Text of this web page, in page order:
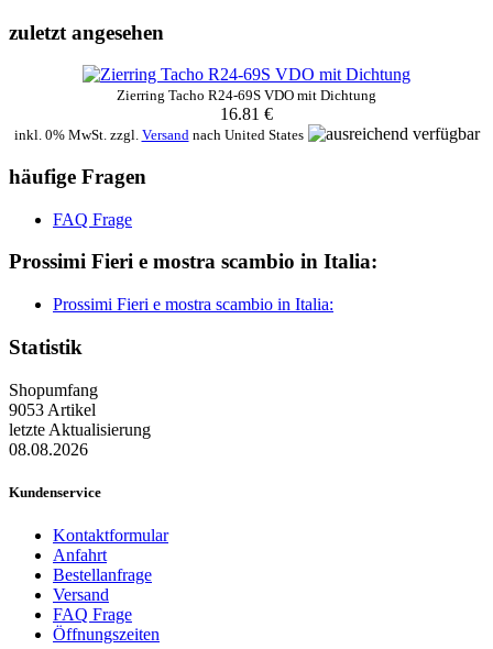
zuletzt angesehen
Zierring Tacho R24-69S VDO mit Dichtung
16.81 €
inkl. 0% MwSt. zzgl. Versandnach United States
häufige Fragen
FAQ Frage
Prossimi Fieri e mostra scambio in Italia:
Prossimi Fieri e mostra scambio in Italia:
Statistik
Shopumfang
9053 Artikel
letzte Aktualisierung
08.08.2026
Kundenservice
Kontaktformular
Anfahrt
Bestellanfrage
Versand
FAQ Frage
Öffnungszeiten